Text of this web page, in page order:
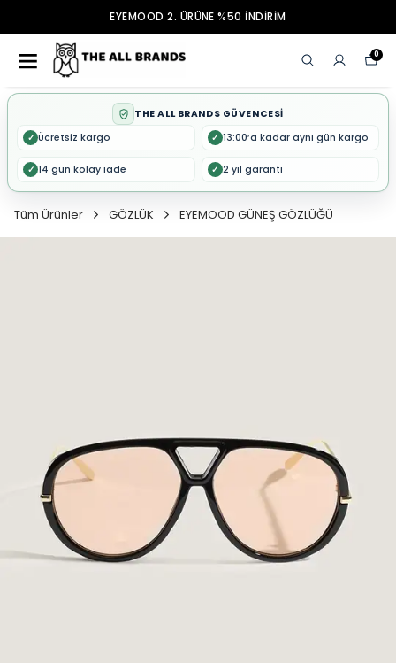
EYEMOOD 2. ÜRÜNE %50 İNDİRİM
0
THE ALL BRANDS GÜVENCESİ
✓ Ücretsiz kargo ✓ 13:00’a kadar aynı gün kargo
✓ 14 gün kolay iade ✓ 2 yıl garanti
Tüm Ürünler GÖZLÜK EYEMOOD GÜNEŞ GÖZLÜĞÜ